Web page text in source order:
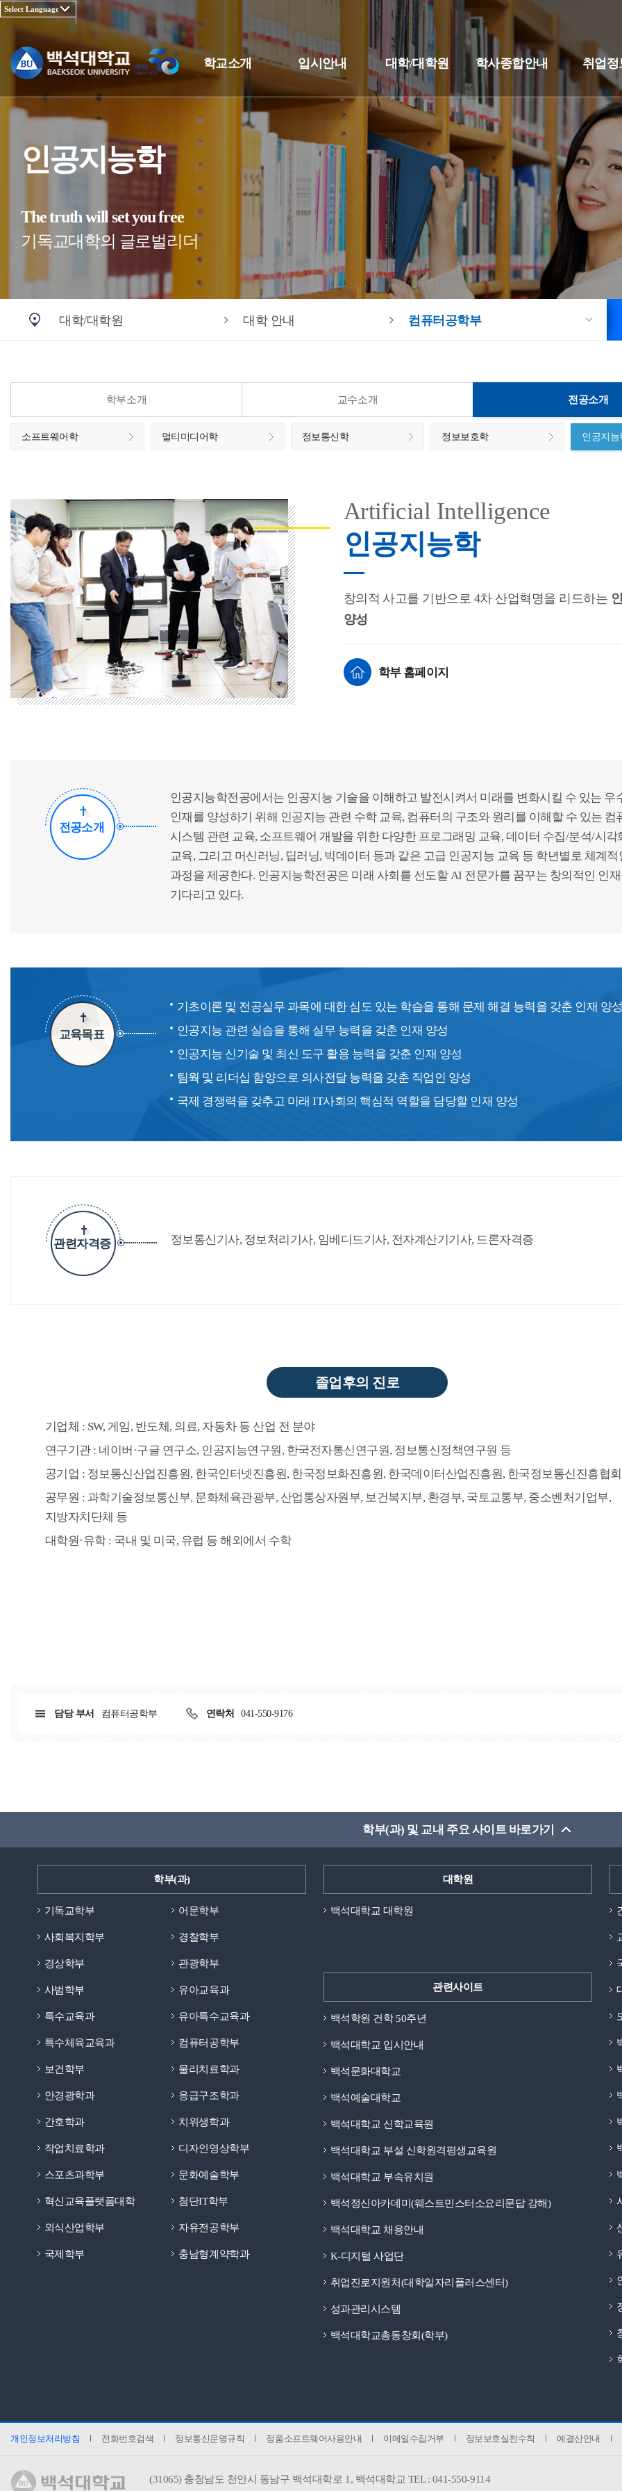
학교소개 입시안내 대학/대학원 학사종합안내 취업정
인공지능학
The truth will set you free
기독교대학의 글로벌리더
대학/대학원 대학 안내 컴퓨터공학부
학부소개 교수소개 전공소개
소프트웨어학 멀티미디어학 정보통신학 정보보호학 인공지능
Artificial Intelligence
인공지능학
창의적 사고를 기반으로 4차 산업혁명을 리드하는
양성
학부 홈페이지
전공소개
인공지능학전공에서는 인공지능 기술을 이해하고 발전시켜서 미래를 변화시킬 수 있는 우
인재를 양성하기 위해 인공지능 관련 수학 교육, 컴퓨터의 구조와 원리를 이해할 수 있는 컴
시스템 관련 교육, 소프트웨어 개발을 위한 다양한 프로그래밍 교육, 데이터 수집/분석/시각
교육, 그리고 머신러닝, 딥러닝, 빅데이터 등과 같은 고급 인공지능 교육 등 학년별로 체계적
과정을 제공한다. 인공지능학전공은 미래 사회를 선도할 AI 전문가를 꿈꾸는 창의적인 인
기다리고 있다.
교육목표
기초이론 및 전공실무 과목에 대한 심도 있는 학습을 통해 문제 해결 능력을 갖춘 인재 양
인공지능 관련 실습을 통해 실무 능력을 갖춘 인재 양성
인공지능 신기술 및 최신 도구 활용 능력을 갖춘 인재 양성
팀웍 및 리더십 함양으로 의사전달 능력을 갖춘 직업인 양성
국제 경쟁력을 갖추고 미래 IT사회의 핵심적 역할을 담당할 인재 양성
관련자격증 정보통신기사, 정보처리기사, 임베디드기사, 전자계산기기사, 드론자격증
졸업후의 진로
기업체 : SW, 게임, 반도체, 의료, 자동차 등 산업 전 분야
연구기관 : 네이버·구글 연구소, 인공지능연구원, 한국전자통신연구원, 정보통신정책연구원 등
공기업 : 정보통신산업진흥원, 한국인터넷진흥원, 한국정보화진흥원, 한국데이터산업진흥원, 한국정보통신진흥협
공무원 : 과학기술정보통신부, 문화체육관광부, 산업통상자원부, 보건복지부, 환경부, 국토교통부, 중소벤처기업부,
지방자치단체 등
대학원·유학 : 국내 및 미국, 유럽 등 해외에서 수학
담당 부서 컴퓨터공학부 연락처 041-550-9176
학부(과) 및 교내 주요 사이트 바로가기
학부(과)
기독교학부 어문학부
사회복지학부 경찰학부
경상학부 관광학부
사범학부 유아교육과
특수교육과 유아특수교육과
특수체육교육과 컴퓨터공학부
보건학부 물리치료학과
안경광학과 응급구조학과
간호학과 치위생학과
작업치료학과 디자인영상학부
스포츠과학부 문화예술학부
혁신교육플랫폼대학 첨단IT학부
외식산업학부 자유전공학부
국제학부 충남형계약학과
대학원
백석대학교 대학원
관련사이트
백석학원 건학 50주년
백석대학교 입시안내
백석문화대학교
백석예술대학교
백석대학교 신학교육원
백석대학교 부설 신학원격평생교육원
백석대학교 부속유치원
백석정신아카데미(웨스트민스터소요리문답 강해)
백석대학교 채용안내
K-디지털 사업단
취업진로지원처(대학일자리플러스센터)
성과관리시스템
백석대학교총동창회(학부)
개인정보처리방침 전화번호검색 정보통신운영규칙 정품소프트웨어사용안내 이메일수집거부 정보보호실천수칙 예결산안내
(31065)충청남도 천안시 동남구 백석대학로 1, 백석대학교 TEL : 041-550-9114